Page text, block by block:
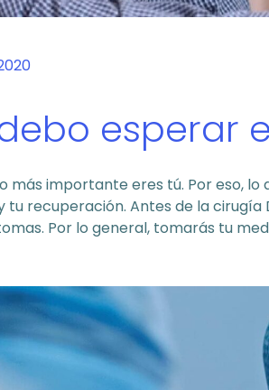
esperar
más importante eres tú. Por eso,
tu recuperación. Antes de la
Por lo general, tomarás tu